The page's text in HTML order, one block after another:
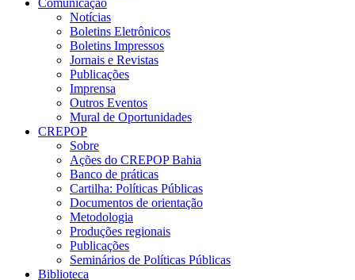
Comunicação
Notícias
Boletins Eletrônicos
Boletins Impressos
Jornais e Revistas
Publicações
Imprensa
Outros Eventos
Mural de Oportunidades
CREPOP
Sobre
Ações do CREPOP Bahia
Banco de práticas
Cartilha: Políticas Públicas
Documentos de orientação
Metodologia
Produções regionais
Publicações
Seminários de Políticas Públicas
Biblioteca